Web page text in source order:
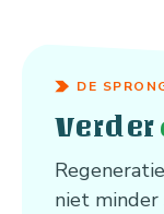
DE
Verder
niet